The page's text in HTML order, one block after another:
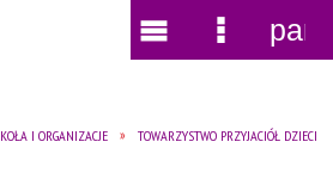
KOŁA I ORGANIZACJE
TOWARZYSTWO PRZYJACIÓŁ DZIECI
Wyszukiwarka
Narzędzia
MenuMenu